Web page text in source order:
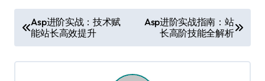
章
导
Asp进阶实战：技术赋
能站长高效提升
Asp进阶实战指南：站
长高阶技能全解析